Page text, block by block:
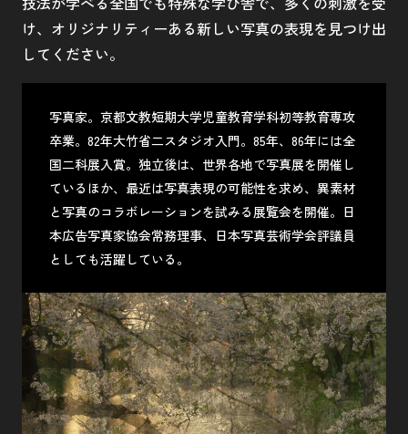
け、オリジナリティーある新しい写真の表現を見つけ出
してください。
写真家。京都文教短期大学児童教育学科初等教育専攻
卒業。82年大竹省二スタジオ入門。85年、86年には全
国二科展入賞。独立後は、世界各地で写真展を開催し
ているほか、最近は写真表現の可能性を求め、異素材
と写真のコラボレーションを試みる展覧会を開催。日
本広告写真家協会常務理事、日本写真芸術学会評議員
としても活躍している。